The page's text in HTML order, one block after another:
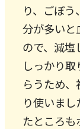
り、ごぼ
分が多いと
ので、減塩
しっかり
らうため
り使いま
たところ